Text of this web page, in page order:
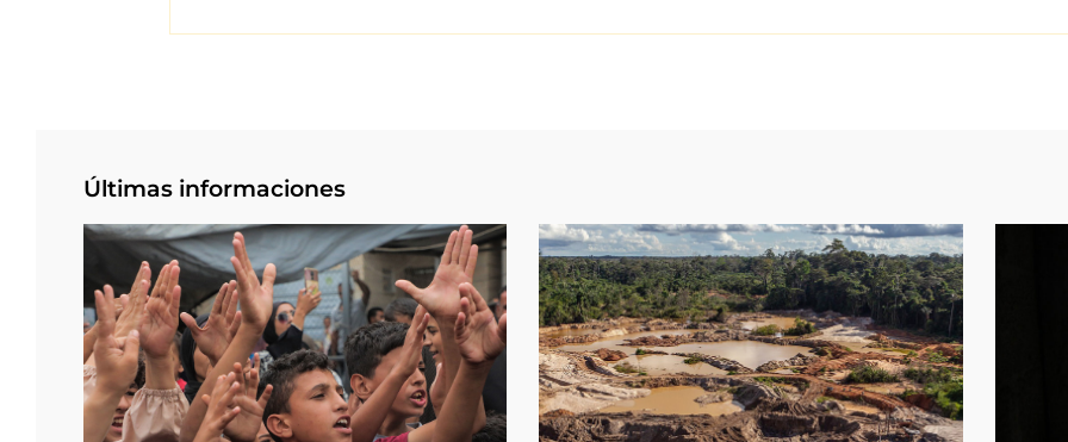
Últimas informaciones